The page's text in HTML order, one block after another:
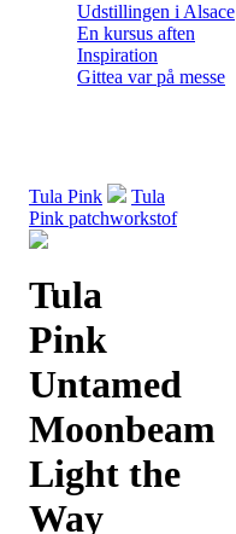
Udstillingen i Alsace
En kursus aften
Inspiration
Gittea var på messe
Tula Pink
Tula
Pink patchworkstof
Tula
Pink
Untamed
Moonbeam
Light the
Way